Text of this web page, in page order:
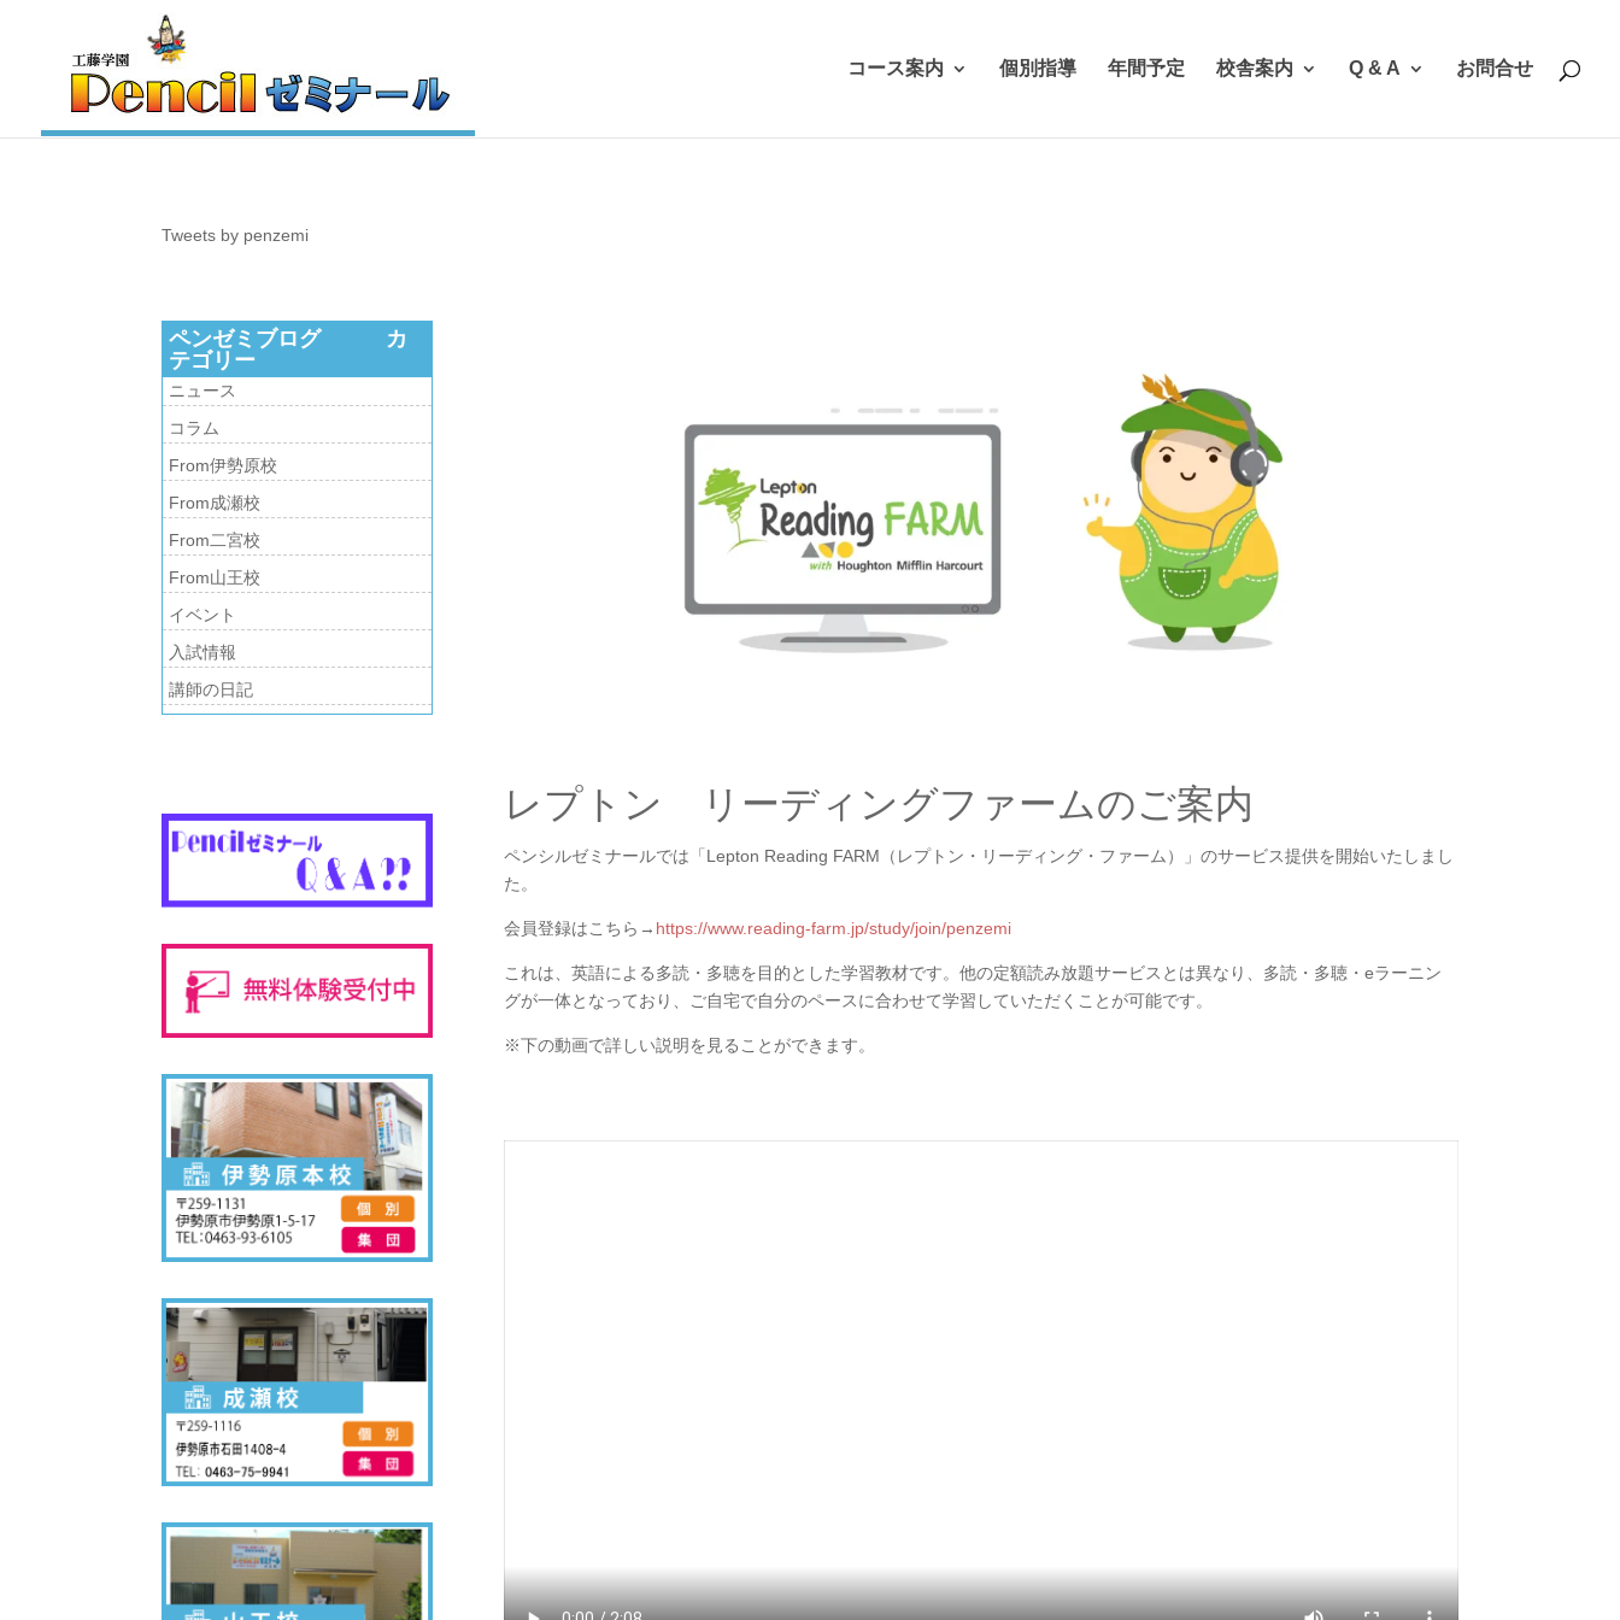
コース案内 個別指導 年間予定 校舎案内 Q & A お問合せ
Tweets by penzemi
ペンゼミブログ カ
テゴリー
ニュース
コラム
From伊勢原校
From成瀬校
From二宮校
From山王校
イベント
入試情報
講師の日記
レプトン リーディングファームのご案内
ペンシルゼミナールでは「Lepton Reading FARM（レプトン・リーディング・ファーム）」のサービス提供を開始いたしまし
た。
会員登録はこちら→ https://www.reading-farm.jp/study/join/penzemi
これは、英語による多読・多聴を目的とした学習教材です。他の定額読み放題サービスとは異なり、多読・多聴・eラーニン
グが一体となっており、ご自宅で自分のペースに合わせて学習していただくことが可能です。
※下の動画で詳しい説明を見ることができます。